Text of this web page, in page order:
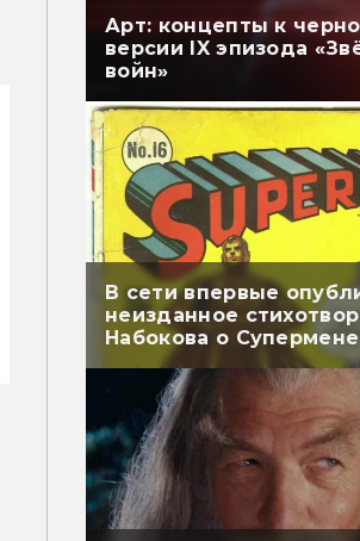
Арт: концепты к
версии IX эпизода
войн»
В сети впервые
неизданное
Набокова о
перевели